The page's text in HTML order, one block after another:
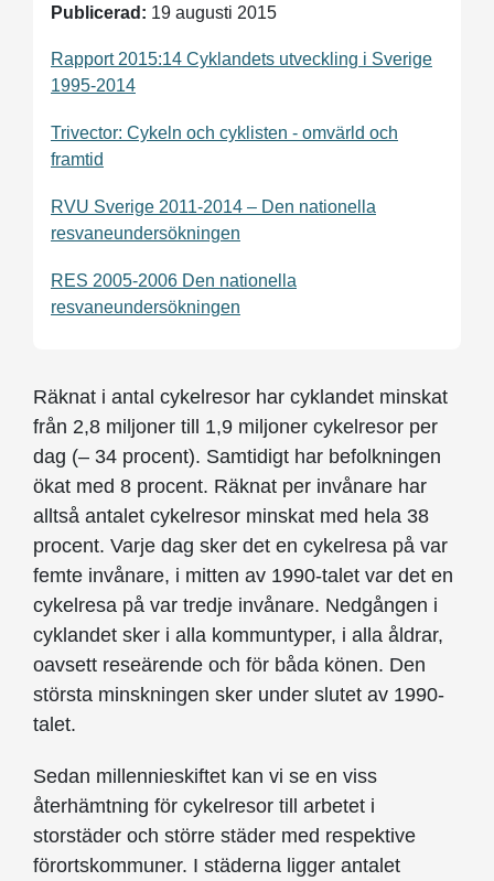
Publicerad: 19 augusti 2015
Rapport 2015:14 Cyklandets utveckling i Sverige
1995-2014
Trivector: Cykeln och cyklisten - omvärld och
framtid
RVU Sverige 2011-2014 – Den nationella
resvaneundersökningen
RES 2005-2006 Den nationella
resvaneundersökningen
Räknat i antal cykelresor har cyklandet minskat
från 2,8 miljoner till 1,9 miljoner cykelresor per
dag (– 34 procent). Samtidigt har befolkningen
ökat med 8 procent. Räknat per invånare har
alltså antalet cykelresor minskat med hela 38
procent. Varje dag sker det en cykelresa på var
femte invånare, i mitten av 1990-talet var det en
cykelresa på var tredje invånare. Nedgången i
cyklandet sker i alla kommuntyper, i alla åldrar,
oavsett reseärende och för båda könen. Den
största minskningen sker under slutet av 1990-
talet.
Sedan millennieskiftet kan vi se en viss
återhämtning för cykelresor till arbetet i
storstäder och större städer med respektive
förortskommuner. I städerna ligger antalet